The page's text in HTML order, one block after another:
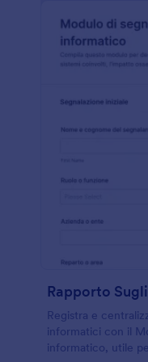
Registra e
informatici con il
informatico, utile